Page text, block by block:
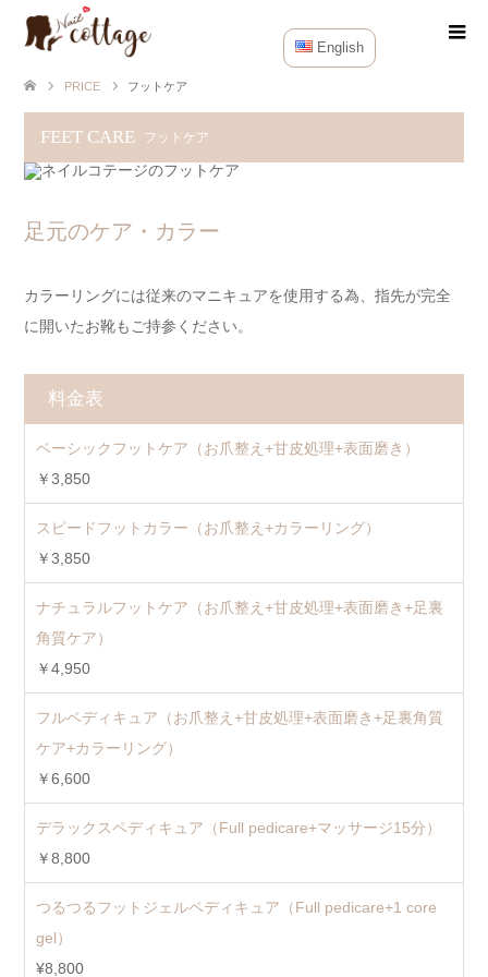
PRICE フットケア
FEET CARE フットケア
足元のケア・カラー
カラーリングには従来のマニキュアを使用する為、指先が完全
に開いたお靴もご持参ください。
料金表
ベーシックフットケア（お爪整え+甘皮処理+表面磨き）
￥3,850
スピードフットカラー（お爪整え+カラーリング）
￥3,850
ナチュラルフットケア（お爪整え+甘皮処理+表面磨き+足裏
角質ケア）
￥4,950
フルペディキュア（お爪整え+甘皮処理+表面磨き+足裏角質
ケア+カラーリング）
￥6,600
デラックスペディキュア（Full pedicare+マッサージ15分）
￥8,800
つるつるフットジェルペディキュア（Full pedicare+1 core
gel）
¥8,800
English